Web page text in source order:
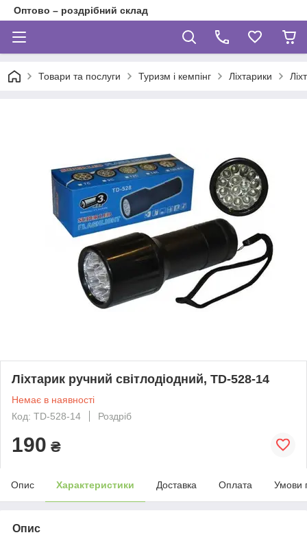
Оптово – роздрібний склад
Товари та послуги Туризм і кемпінг Ліхтарики
Ліхтарик ручний світлодіодний, TD-528-14
Немає в наявності
Код: TD-528-14
Роздріб
190 ₴
Опис Характеристики Доставка Оплата Умови
Опис